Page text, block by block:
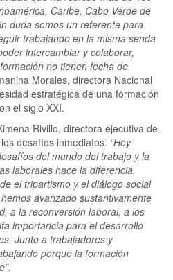
Caribe, Cabo Verde de
duda somos un referente para
trabajando en la misma senda
intercambiar y colaborar,
no tienen fecha de
Morales, directora Nacional
estratégica de una formación
el siglo XXI.
Rivillo, directora ejecutiva de
desafíos inmediatos. “Hoy
del mundo del trabajo y la
laborales hace la diferencia.
el tripartismo y el diálogo social
avanzado sustantivamente
a la reconversión laboral, a los
importancia para el desarrollo
Junto a trabajadores y
porque la formación